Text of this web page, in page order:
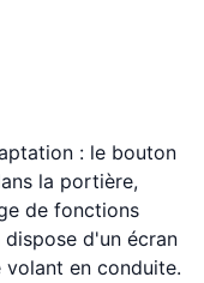
: le bouton
la portière,
de fonctions
d'un écran
en conduite.